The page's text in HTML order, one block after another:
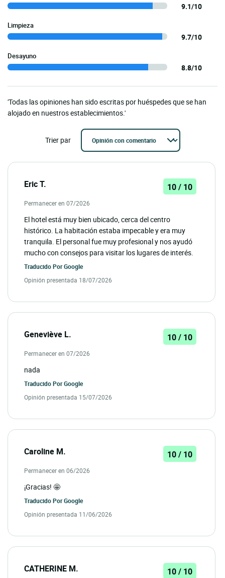
9.1/10
Limpieza
9.7/10
Desayuno
8.8/10
'Todas las opiniones han sido escritas por huéspedes que se han
alojado en nuestros establecimientos.'
Trier par
Eric T. 10 / 10
Permanecer en 07/2026
El hotel está muy bien ubicado, cerca del centro
histórico. La habitación estaba impecable y era muy
tranquila. El personal fue muy profesional y nos ayudó
mucho con consejos para visitar los lugares de interés.
Traducido PorGoogle
Opinión presentada 18/07/2026
Geneviève L. 10 / 10
Permanecer en 07/2026
nada
Traducido PorGoogle
Opinión presentada 15/07/2026
Caroline M. 10 / 10
Permanecer en 06/2026
¡Gracias! 🤩
Traducido PorGoogle
Opinión presentada 11/06/2026
CATHERINE M. 10 / 10